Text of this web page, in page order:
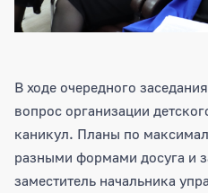
В ходе очередного
вопрос организации
каникул. Планы по
разными формами досуга и
заместитель начальника